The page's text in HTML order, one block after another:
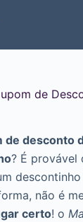
de
de desconto
? É provável
não é
certo! o